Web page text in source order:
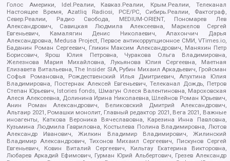
Голос Америки, Idel.Реалии, Кавказ.Реалии, Крым.Реалии, Телеканал
Настоящее Время, Azatliq Radiosi, PCE/PC, Сибирь.Реалии, Фактограф,
Север.Реалии, Радио Свобода, MEDIUM-ORIENT, Пономарев Лев
Александрович, Савицкая Людмила Алексеевна, Маркелов Сергей
Евгеньевич, Камалягин Денис Николаевич, Апахончич Дарья
Александровна, Medusa Project, Первое антикоррупционное СМИ, VTimes.io,
Баданин Роман Сергеевич, Гликин Максим Александрович, Маняхин Петр
Борисович, Ярош Юлия Петровна, Чуракова Ольга Владимировна,
Железнова Мария Михайловна, Лукьянова Юлия Сергеевна, Маетная
Елизавета Витальевна, The Insider SIA, Рубин Михаил Аркадьевич, Гройсман
Софья Романовна, Рождественский Илья Дмитриевич, Апухтина Юлия
Владимировна, Постернак Алексей Евгеньевич, Телеканал Дождь, Петров
Степан Юрьевич, Istories fonds, Шмагун Олеся Валентиновна, Мароховская
Алеся Алексеевна, Долинина Ирина Николаевна, Шлейнов Роман Юрьевич,
Анин Роман Александрович, Великовский Дмитрий Александрович,
Альтаир 2021, Ромашки монолит, Главный редактор 2021, Вега 2021, Важные
иноагенты, Каткова Вероника Вячеславовна, Карезина Инна Павловна,
Кузьмина Людмила Гавриловна, Костылева Полина Владимировна, Лютов
Александр Иванович, Жилкин Владимир Владимирович, Жилинский
Владимир Александрович, Тихонов Михаил Сергеевич, Пискунов Сергей
Евгеньевич, Ковин Виталий Сергеевич, Кильтау Екатерина Викторовна,
Любарев Аркадий Ефимович, Гурман Юрий Альбертович, Грезев Александр